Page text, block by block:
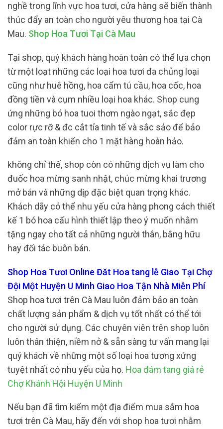
nghề trong lĩnh vực hoa tươi, cửa hàng sẽ biến thành
thúc đẩy an toàn cho người yêu thương hoa tại Cà
Mau. Shop Hoa Tươi Tại Cà Mau
Tại shop, quý khách hàng hoàn toàn có thể lựa chọn
từ một loạt những các loại hoa tươi đa chủng loại
cũng như huê hồng, hoa cẩm tú cầu, hoa cốc, hoa
đồng tiền và cụm nhiều loại hoa khác. Shop cung
ứng những bó hoa tuoi thơm ngào ngạt, sắc đẹp
color rực rỡ & đc cắt tỉa tinh tế và sắc sảo để bảo
đảm an toàn khiến cho 1 mặt hàng hoàn hảo.
không chỉ thế, shop còn có những dịch vụ làm cho
đuốc hoa mừng sanh nhật, chúc mừng khai trương
mở bán và những dịp đặc biệt quan trọng khác.
Khách dãy có thể nhu yếu cửa hàng phong cách thiết
kế 1 bó hoa cấu hình thiết lập theo ý muốn nhằm
tặng ngay cho tất cả những người thân, bằng hữu
hay đối tác buôn bán.
Shop Hoa Tươi Online Đăt Hoa tang lễ Giao Tại Chợ
Đội Một Huyện U Minh Giao Hoa Tận Nhà Miễn Phí
Shop hoa tươi trên Cà Mau luôn đảm bảo an toàn
chất lượng sản phẩm & dịch vụ tốt nhất có thể tới
cho người sử dụng. Các chuyên viên trên shop luôn
luôn thân thiện, niềm nở & sẵn sàng tư vấn mang lại
quý khách về những một số loại hoa tương xứng
tuyệt nhất có nhu yếu của họ. Hoa đám tang giá rẻ
Chợ Khánh Hội Huyện U Minh
Nếu bạn đã tìm kiếm một địa điểm mua sắm hoa
tươi trên Cà Mau, hãy đến với shop hoa tươi nhằm